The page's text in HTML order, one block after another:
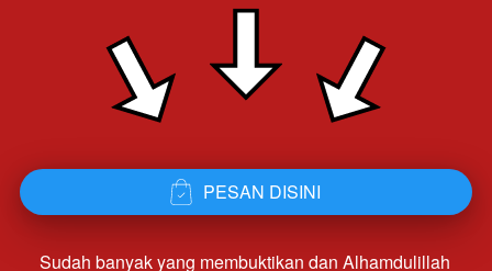
` PESAN DISINI
Sudah banyak yang membuktikan dan Alhamdulillah